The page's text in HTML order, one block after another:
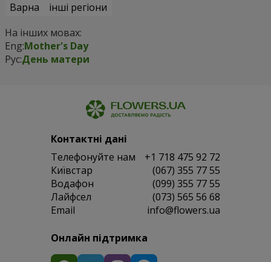
Варна
інші регіони
На інших мовах:
Eng:Mother's Day
Рус:День матери
Контактні дані
Телефонуйте нам
+1 718 475 92 72
Київстар
(067) 355 77 55
Водафон
(099) 355 77 55
Лайфсел
(073) 565 56 68
Email
info@flowers.ua
Онлайн підтримка